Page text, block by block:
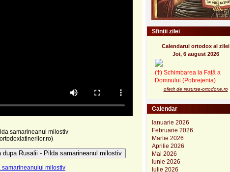
samarineanul milostiv
Rusalii - Pilda samarineanul milostiv
samarineanului milostiv
Sfinții zilei
Calendarul ortodox al zilei
Joi, 6 august 2026
(†) Schimbarea la Față a
Domnului (Pobrejenia)
oferit de resurse-ortodoxe.ro
Calendar
Ianuarie 2026
Februarie 2026
Martie 2026
Aprilie 2026
Mai 2026
Iunie 2026
Iulie 2026